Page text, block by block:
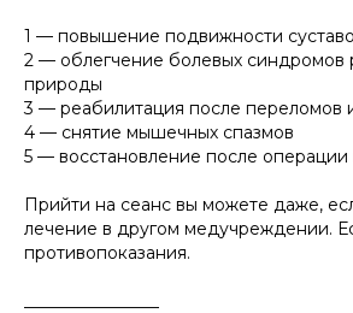
1 — повышение подвижности
2 — облегчение болевых синдромов
природы
3 — реабилитация после переломов
4 — снятие мышечных спазмов
5 — восстановление после операции
Прийти на сеанс вы можете даже,
лечение в другом медучреждении.
противопоказания.